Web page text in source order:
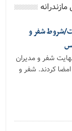
٢ ساله بست/شروط شفر و
شفر و مدیران
امضا کردند. شفر و